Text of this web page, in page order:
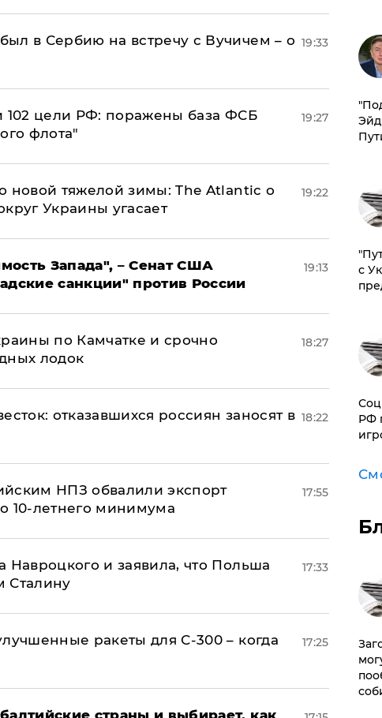
в Сербию на встречу с Вучичем – о 19:33
102 цели РФ: поражены база ФСБ
флота"
19:27
новой тяжелой зимы: The Atlantic о
Украины угасает
19:22
Запада", – Сенат США
санкции" против России
19:13
по Камчатке и срочно
лодок
18:27
отказавшихся россиян заносят в 18:22
НПЗ обвалили экспорт
10-летнего минимума
17:55
Навроцкого и заявила, что Польша
Сталину
17:33
ракеты для С-300 – когда
17:25
с
РФ